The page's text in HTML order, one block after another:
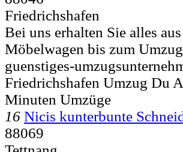
Friedrichshafen
Bei uns erhalten Sie alles
Möbelwagen bis zum
guenstiges-
Friedrichshafen Umzug Du
Minuten Umzüge
16 Nicis kunterbunte
88069